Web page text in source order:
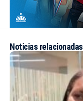
Noticias relacionadas